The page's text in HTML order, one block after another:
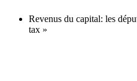
Revenus du capital: les
tax »